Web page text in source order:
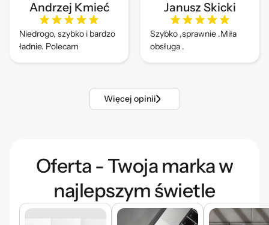
Andrzej Kmieć
Niedrogo, szybko i bardzo
ładnie. Polecam
Janusz Skicki
Szybko ,sprawnie .Miła
obsługa .
Więcej opinii
Oferta - Twoja marka w
najlepszym świetle